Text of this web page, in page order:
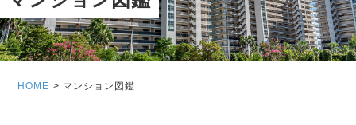
HOME マンション図鑑